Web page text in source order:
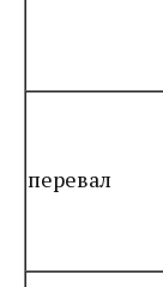
перевал